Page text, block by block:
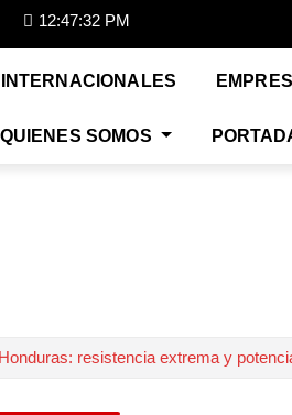
12:47:33 PM
INTERNACIONALES
QUIENES SOMOS
resistencia extrema y